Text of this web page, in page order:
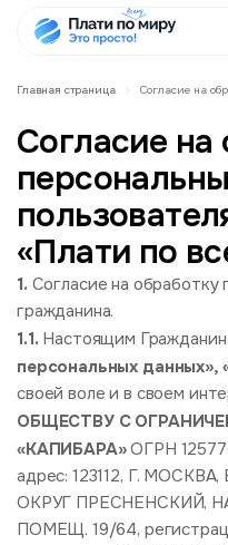
Главная страница Согласие на
Согласие на
«Плати по
1. Согласие на обработку
гражданина.
1.1. Настоящим Гражданин
персональных данных»,
своей воле и в своем
ОБЩЕСТВУ С
«КАПИБАРА»ОГРН
адрес: 123112, Г.
ОКРУГ ПРЕСНЕНСКИЙ,
ПОМЕЩ. 19/64,